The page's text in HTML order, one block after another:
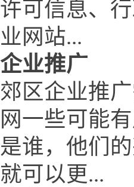
许可信息、
业网站...
企业推广
郊区企业推
网一些可能
是谁，他们
就可以更...